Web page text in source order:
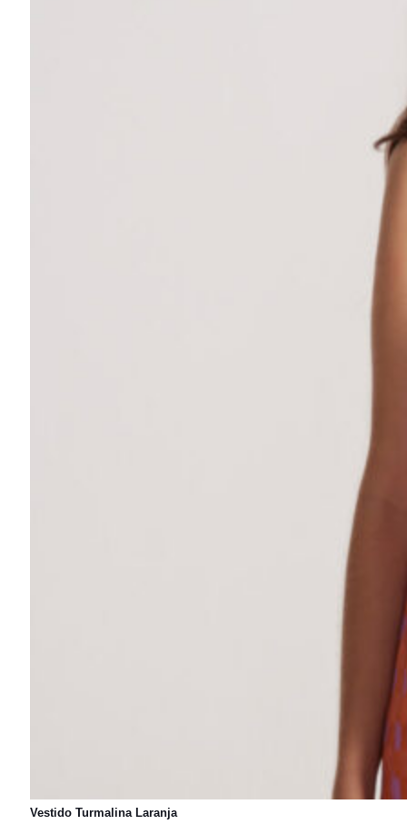
Vestido Turmalina Laranja